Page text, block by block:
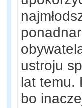
ustroju
lat temu.
bo